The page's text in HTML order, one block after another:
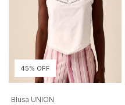
45% OFF
Blusa UNION